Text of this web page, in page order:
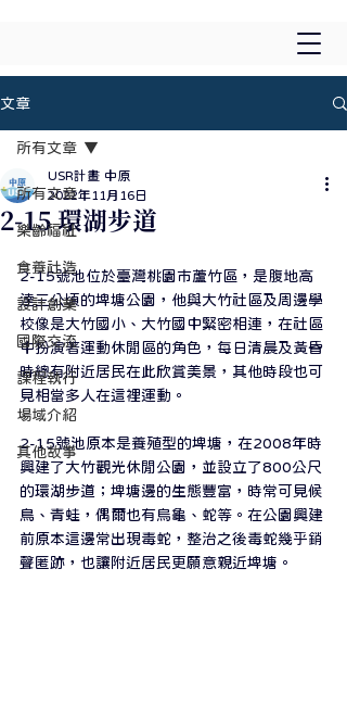
文章
所有文章
樂齡福祉
食養社造
設計創業
國際交流
課程執行
場域介紹
其他故事
所有文章
2-15 環湖步道
USR計畫 中原
2022年11月16日
2-15號池位於臺灣桃園市蘆竹區，是腹地高
達三公頃的埤塘公園，他與大竹社區及周邊學
校像是大竹國小、大竹國中緊密相連，在社區
中扮演著運動休閒區的角色，每日清晨及黃昏
時總有附近居民在此欣賞美景，其他時段也可
見相當多人在這裡運動。⁣
2-15號池原本是養殖型的埤塘，在2008年時
興建了大竹觀光休閒公園，並設立了800公尺
的環湖步道；埤塘邊的生態豐富，時常可見候
鳥、青蛙，偶爾也有烏龜、蛇等。在公園興建
前原本這邊常出現毒蛇，整治之後毒蛇幾乎銷
聲匿跡，也讓附近居民更願意親近埤塘。⁣